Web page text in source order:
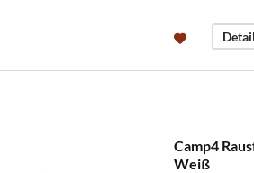
Camp4
Weiß